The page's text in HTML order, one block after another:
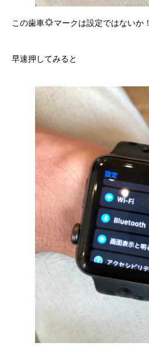
この歯車 マークは設定ではないか！
早速押してみると